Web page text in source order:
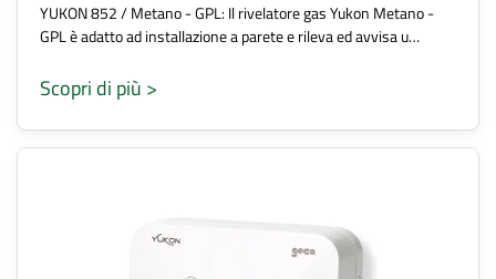
YUKON 852 / Metano - GPL: Il rivelatore gas Yukon Metano -
GPL è adatto ad installazione a parete e rileva ed avvisa u…
Scopri di più >